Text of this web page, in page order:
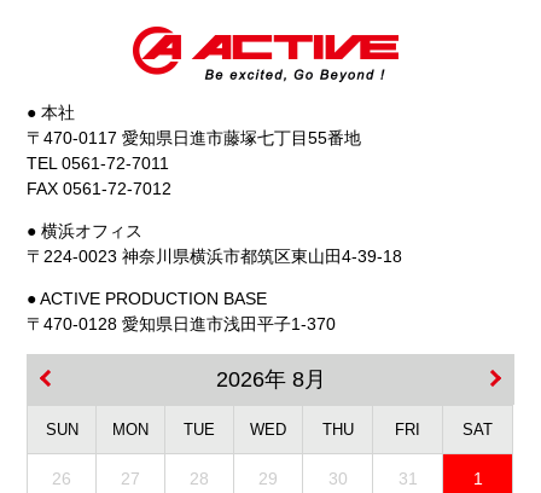
● 本社
〒470-0117 愛知県日進市藤塚七丁目55番地
TEL 0561-72-7011
FAX 0561-72-7012
● 横浜オフィス
〒224-0023 神奈川県横浜市都筑区東山田4-39-18
● ACTIVE PRODUCTION BASE
〒470-0128 愛知県日進市浅田平子1-370
2026年 8月
SUN MON TUE WED THU FRI SAT
26 27 28 29 30 31 1